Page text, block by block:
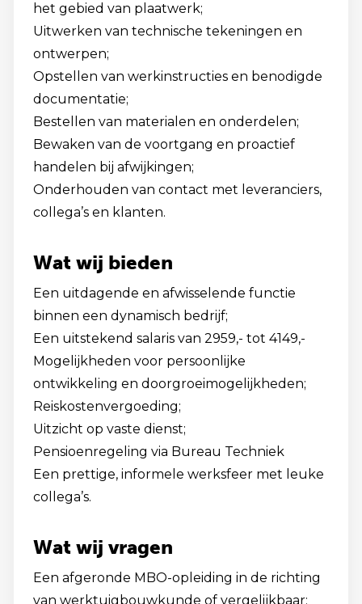
het gebied van plaatwerk;
Uitwerken van technische tekeningen en
ontwerpen;
Opstellen van werkinstructies en benodigde
documentatie;
Bestellen van materialen en onderdelen;
Bewaken van de voortgang en proactief
handelen bij afwijkingen;
Onderhouden van contact met leveranciers,
collega’s en klanten.
Wat wij bieden
Een uitdagende en afwisselende functie
binnen een dynamisch bedrijf;
Een uitstekend salaris van 2959,- tot 4149,-
Mogelijkheden voor persoonlijke
ontwikkeling en doorgroeimogelijkheden;
Reiskostenvergoeding;
Uitzicht op vaste dienst;
Pensioenregeling via Bureau Techniek
Een prettige, informele werksfeer met leuke
collega’s.
Wat wij vragen
Een afgeronde MBO-opleiding in de richting
van werktuigbouwkunde of vergelijkbaar;